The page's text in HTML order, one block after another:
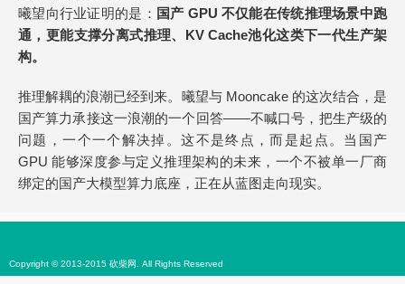
曦望向行业证明的是： 国产 GPU 不仅能在传统推理场景中跑
通，更能支撑分离式推理、KV Cache池化这类下一代生产架
构。
推理解耦的浪潮已经到来。曦望与 Mooncake 的这次结合，是
国产算力承接这一浪潮的一个回答——不喊口号，把生产级的
问题，一个一个解决掉。这不是终点，而是起点。当国产
GPU 能够深度参与定义推理架构的未来，一个不被单一厂商
绑定的国产大模型算力底座，正在从蓝图走向现实。
Copyright © 2013-2015 砍柴网. All Rights Reserved